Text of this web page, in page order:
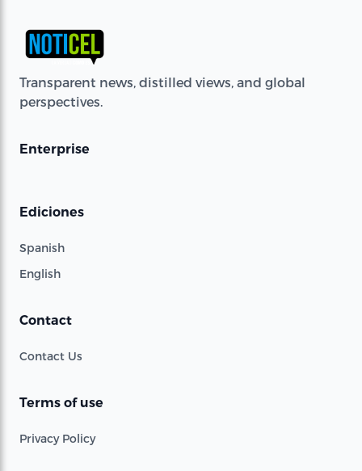
Transparent news, distilled views, and global
perspectives.
Enterprise
Ediciones
Spanish
English
Contact
Contact Us
Terms of use
Privacy Policy